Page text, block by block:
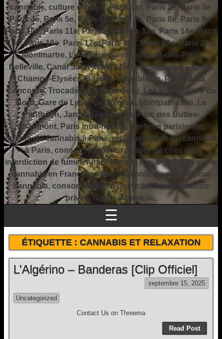
cannabis, culture urbaine, Paris 1er, Paris 2e, Paris 3e,
Paris 4e, Paris 5e, Paris 6e, Paris 7e, Paris 8e, Paris 9e,
Paris 10e, Paris 11e, Paris 12e, Paris 13e, Paris 14e, Paris
15e, Paris 16e, Paris 17e, Paris 18e, Paris 19e, Paris 20e,
Montmartre, Le Marais, Saint-Germain-des-Prés,
Belleville, Canal Saint-Martin, Le Quartier Latin, Pigalle,
Champs-Élysées, Bastille, République, Place de la
Concorde, Trocadéro, Luxembourg, Les Halles, Gare du
Nord, Gare de Lyon, La Défense, Montparnasse, Le
Panthéon, Jardin des Plantes, Parc des Buttes-
Chaumont, Paris intra-muros, banlieue parisienne,
culture du cannabis à Paris, réglementation du cannabis
à Paris, consommation en dehors de chez soi,
interdiction de fumer, fumer dans la rue, législation sur le
cannabis en France, contrôle de police, amende pour
cannabis, consommation à domicile, consommation
privée, fumer à domicile,
☰
ÉTIQUETTE :CANNABIS ET RELAXATION
L’Algérino – Banderas [Clip Officiel]
septembre 15, 2025
Uncategorized
Contact Us on Threema
Read Post